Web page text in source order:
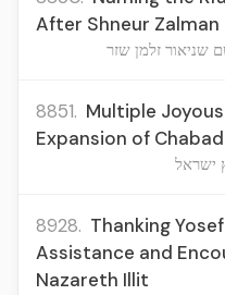
After Shneur Zalman
שניאור זלמן שזר
8851. Multiple
Expansion of
ישראל
8928. Thanking
Assistance and
Nazareth Illit